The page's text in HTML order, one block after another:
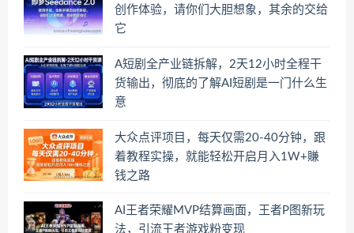
创作体验，请你们大胆想象，其余的交给
它
A短剧全产业链拆解，2天12小时全程干
货输出，彻底的了解AI短剧是一门什么生
意
大众点评项目，每天仅需20-40分钟，跟
着教程实操，就能轻松开启月入1W+賺
钱之路
AI王者荣耀MVP结算画面，王者P图新玩
法，引流王者游戏粉变现